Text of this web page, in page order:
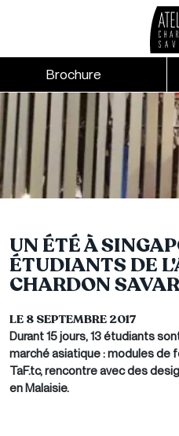
Skip to main content
Brochure
UN ÉTÉ À
ÉTUDIANTS DE
CHARDON
LE 8 SEPTEMBRE 2017
Durant 15 jours, 13 étudiants
marché asiatique : modules de
TaF.tc, rencontre avec des
en Malaisie.